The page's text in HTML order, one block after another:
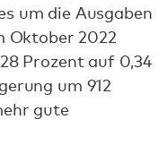
um die Ausgaben
Oktober 2022
Prozent auf 0,34
um 912
gute